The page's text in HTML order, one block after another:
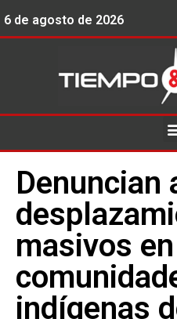
6 de agosto de 2026
Denuncian
masivos en
indígenas